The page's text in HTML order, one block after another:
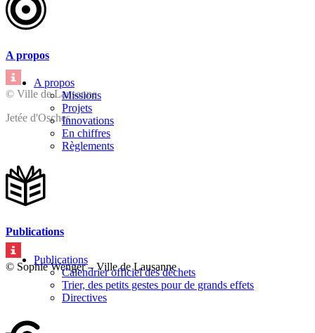
© Ville de Lausanne
Jetée d'Osches
© Sophie Wenger – Ville de Lausanne
A propos
A propos
Missions
Projets
Innovations
En chiffres
Règlements
Publications
Publications
Calendrier officiel des déchets
Trier, des petits gestes pour de grands effets
Directives